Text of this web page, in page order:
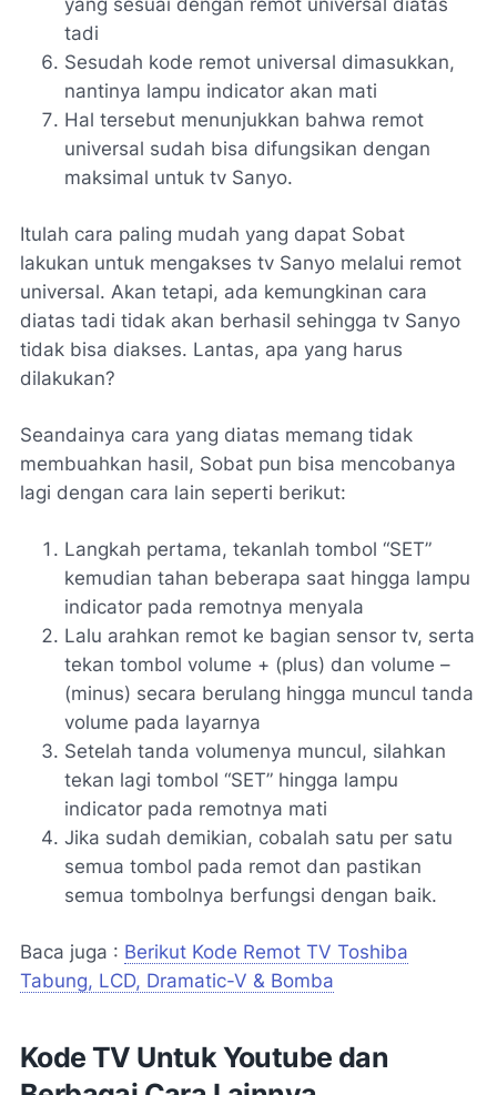
yang sesuai dengan remot universal diatas
tadi
Sesudah kode remot universal dimasukkan,
nantinya lampu indicator akan mati
Hal tersebut menunjukkan bahwa remot
universal sudah bisa difungsikan dengan
maksimal untuk tv Sanyo.
Itulah cara paling mudah yang dapat Sobat
lakukan untuk mengakses tv Sanyo melalui remot
universal. Akan tetapi, ada kemungkinan cara
diatas tadi tidak akan berhasil sehingga tv Sanyo
tidak bisa diakses. Lantas, apa yang harus
dilakukan?
Seandainya cara yang diatas memang tidak
membuahkan hasil, Sobat pun bisa mencobanya
lagi dengan cara lain seperti berikut:
Langkah pertama, tekanlah tombol “SET”
kemudian tahan beberapa saat hingga lampu
indicator pada remotnya menyala
Lalu arahkan remot ke bagian sensor tv, serta
tekan tombol volume + (plus) dan volume –
(minus) secara berulang hingga muncul tanda
volume pada layarnya
Setelah tanda volumenya muncul, silahkan
tekan lagi tombol “SET” hingga lampu
indicator pada remotnya mati
Jika sudah demikian, cobalah satu per satu
semua tombol pada remot dan pastikan
semua tombolnya berfungsi dengan baik.
Baca juga : Berikut Kode Remot TV Toshiba
Tabung, LCD, Dramatic-V & Bomba
Kode TV Untuk Youtube dan